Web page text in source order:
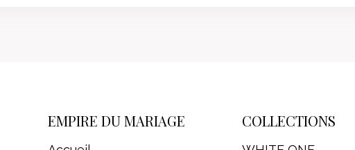
EMPIRE DU MARIAGE COLLECTIONS